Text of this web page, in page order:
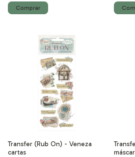
Transfer (Rub On) - Veneza
cartas